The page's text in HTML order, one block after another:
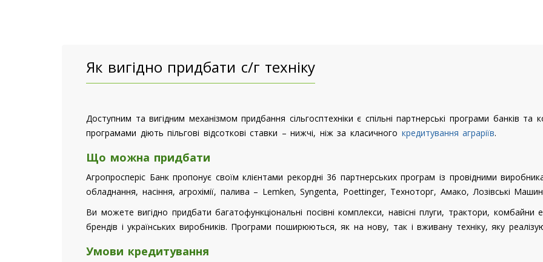
Як вигідно придбати с/г техніку
Доступним та вигідним механізмом придбання сільгосптехніки є спільні партнерські програми банків та
програмами діють пільгові відсоткові ставки – нижчі, ніж за класичного кредитування аграріїв.
Що можна придбати
Агропросперіс Банк пропонує своїм клієнтами рекордні 36 партнерських програм із провідними
обладнання, насіння, агрохімії, палива – Lemken, Syngenta, Poettinger, Техноторг, Амако, Лозівські
Ви можете вигідно придбати багатофункціональні посівні комплекси, навісні плуги, трактори, комбайни
брендів і українських виробників. Програми поширюються, як на нову, так і вживану техніку, яку
Умови кредитування